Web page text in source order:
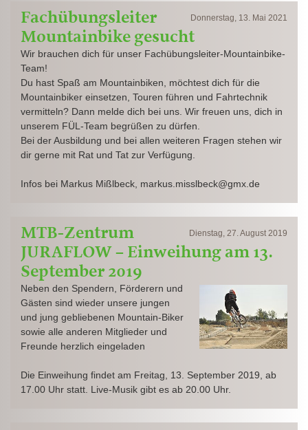
Donnerstag, 13. Mai 2021
Fachübungsleiter
Mountainbike gesucht
Wir brauchen dich für unser Fachübungsleiter-Mountainbike-
Team!
Du hast Spaß am Mountainbiken, möchtest dich für die
Mountainbiker einsetzen, Touren führen und Fahrtechnik
vermitteln? Dann melde dich bei uns. Wir freuen uns, dich in
unserem FÜL-Team begrüßen zu dürfen.
Bei der Ausbildung und bei allen weiteren Fragen stehen wir
dir gerne mit Rat und Tat zur Verfügung.
Infos bei Markus Mißlbeck, markus.misslbeck@gmx.de
Dienstag, 27. August 2019
MTB-Zentrum
JURAFLOW – Einweihung am 13.
September 2019
Neben den Spendern, Förderern und
Gästen sind wieder unsere jungen
und jung gebliebenen Mountain-Biker
sowie alle anderen Mitglieder und
Freunde herzlich eingeladen
Die Einweihung findet am Freitag, 13. September 2019, ab
17.00 Uhr statt. Live-Musik gibt es ab 20.00 Uhr.